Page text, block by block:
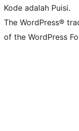
Kode adalah Puisi.
The WordPress®
of the WordPress